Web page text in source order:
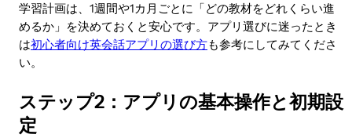
学習計画は、1週間や1カ月ごとに「どの教材をどれくらい進
めるか」を決めておくと安心です。アプリ選びに迷ったとき
は初心者向け英会話アプリの選び方も参考にしてみてくださ
い。
ステップ2：アプリの基本操作と初期設
定